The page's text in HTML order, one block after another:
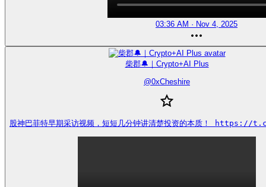
03:36 AM · Nov 4, 2025
柴郡🔔｜Crypto+AI Plus
@0xCheshire
股神巴菲特早期采访视频，短短几分钟讲清楚投资的本质！ https://